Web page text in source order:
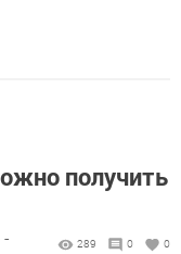
получить
289 0 0